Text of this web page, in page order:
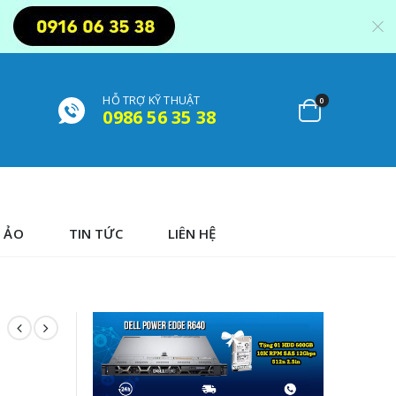
HỖ TRỢ KỸ THUẬT
0986 56 35 38
0
ẢO TIN TỨC LIÊN HỆ